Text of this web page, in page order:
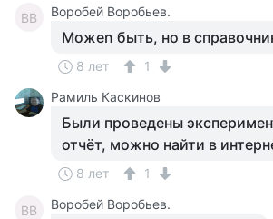
ВВ Воробей Воробьев.
Можеn быть, но в
8 лет
1
Рамиль Каскинов
Были проведены
отчёт, можно найти в
8 лет 1
ВВ Воробей Воробьев.